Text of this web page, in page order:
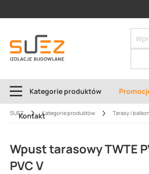
Kategorie produktów
Kontakt
SUEZ Kategorie produktów Tarasy i
Wpust tarasowy TWTE
PVC V